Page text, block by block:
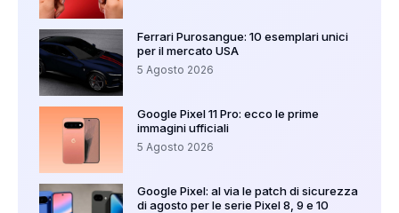
Ferrari Purosangue: 10 esemplari unici
per il mercato USA
5 Agosto 2026
Google Pixel 11 Pro: ecco le prime
immagini ufficiali
5 Agosto 2026
Google Pixel: al via le patch di sicurezza
di agosto per le serie Pixel 8, 9 e 10